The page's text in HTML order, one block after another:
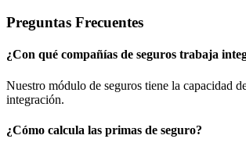
Preguntas Frecuentes
¿Con qué compañías de seguros trabaja
Nuestro módulo de seguros tiene la capacidad
integración.
¿Cómo calcula las primas de seguro?